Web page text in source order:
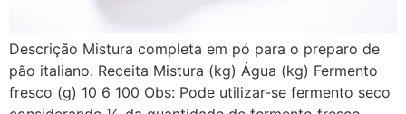
Descrição Mistura completa em pó para o preparo de
pão italiano. Receita Mistura (kg) Água (kg) Fermento
fresco (g) 10 6 100 Obs: Pode utilizar-se fermento seco